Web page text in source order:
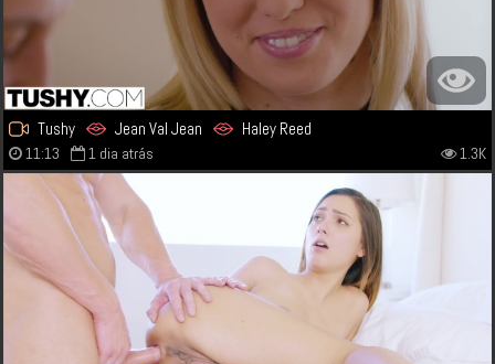
Tushy Jean Val Jean Haley Reed
11:13 1 dia atrás 1.3K